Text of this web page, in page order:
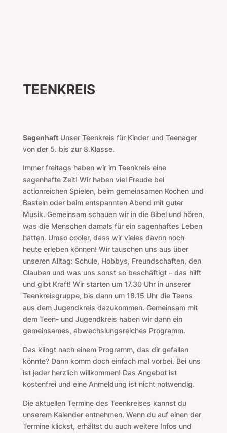
TEENKREIS
SagenhaftUnser Teenkreis für Kinder und Teenager
von der 5. bis zur 8.Klasse.
Immer freitags haben wir im Teenkreis eine
sagenhafte Zeit! Wir haben viel Freude bei
actionreichen Spielen, beim gemeinsamen Kochen und
Basteln oder beim entspannten Abend mit guter
Musik. Gemeinsam schauen wir in die Bibel und hören,
was die Menschen damals für ein sagenhaftes Leben
hatten. Umso cooler, dass wir vieles davon noch
heute erleben können! Wir tauschen uns aus über
unseren Alltag: Schule, Hobbys, Freundschaften, den
Glauben und was uns sonst so beschäftigt – das hilft
und gibt Kraft! Wir starten um 17.30 Uhr in unserer
Teenkreisgruppe, bis dann um 18.15 Uhr die Teens
aus dem Jugendkreis dazukommen. Gemeinsam mit
dem Teen- und Jugendkreis haben wir dann ein
gemeinsames, abwechslungsreiches Programm.
Das klingt nach einem Programm, das dir gefallen
könnte? Dann komm doch einfach mal vorbei. Bei uns
ist jeder herzlich willkommen! Das Angebot ist
kostenfrei und eine Anmeldung ist nicht notwendig.
Die aktuellen Termine des Teenkreises kannst du
unserem Kalender entnehmen. Wenn du auf einen der
Termine klickst, erhältst du auch weitere Infos und